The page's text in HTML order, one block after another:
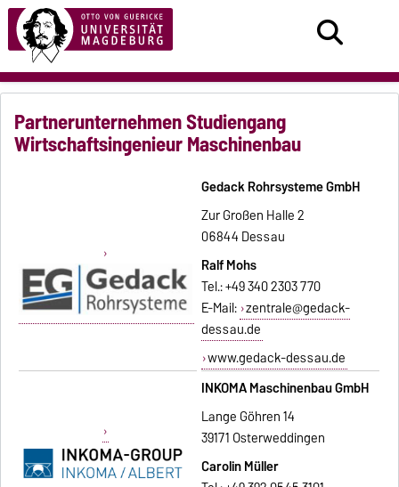
Partnerunternehmen Studiengang
Wirtschaftsingenieur Maschinenbau
Gedack Rohrsysteme GmbH
Zur Großen Halle 2
06844 Dessau
Ralf Mohs
Tel.: +49 340 2303 770
E-Mail: zentrale@gedack-
dessau.de
www.gedack-dessau.de
INKOMA Maschinenbau GmbH
Lange Göhren 14
39171 Osterweddingen
Carolin Müller